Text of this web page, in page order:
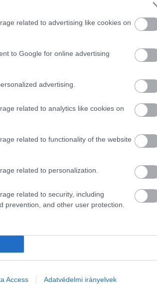
related to advertising like cookies on
to Google for online advertising
advertising.
related to analytics like cookies on
related to functionality of the website
related to personalization.
related to security, including
prevention, and other user protection.
Access Adatvédelmi irányelvek
meg, a második kört aztán a
eredményt elérő diákot hívták
tanárokat. Oklevél, póló
is átvehettek.
meg a népszerű Zrínyi Ilona és
is). A koronavírus-